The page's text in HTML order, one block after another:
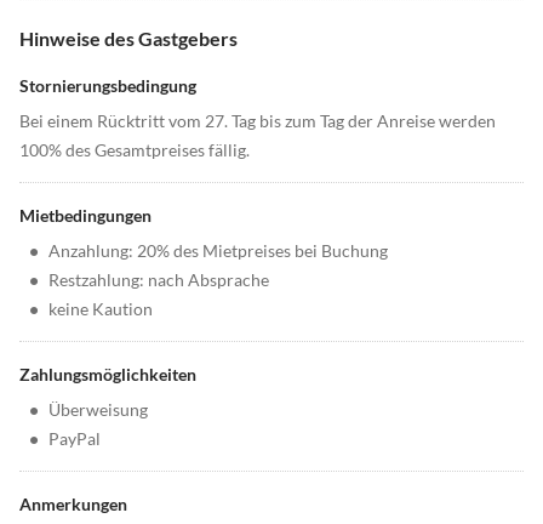
Hinweise des Gastgebers
Stornierungsbedingung
Bei einem Rücktritt vom 27. Tag bis zum Tag der Anreise werden
100% des Gesamtpreises fällig.
Mietbedingungen
• Anzahlung: 20% des Mietpreises bei Buchung
• Restzahlung: nach Absprache
• keine Kaution
Zahlungsmöglichkeiten
• Überweisung
• PayPal
Anmerkungen